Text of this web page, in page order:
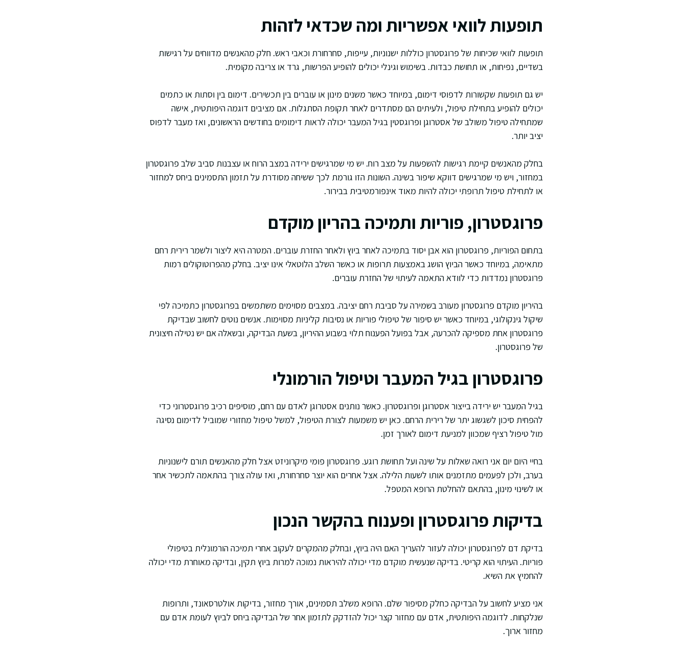
תופעות לוואי אפשריות ומה שכדאי לזהות
תופעות לוואי שכיחות של פרוגסטרון כוללות ישנוניות, עייפות, סחרחורת וכאבי ראש. חלק מהאנשים מדווחים על רגישות
בשדיים, נפיחות, או תחושת כבדות. בשימוש וגינלי יכולים להופיע הפרשות, גרד או צריבה מקומית.
יש גם תופעות שקשורות לדפוסי דימום, במיוחד כאשר משנים מינון או עוברים בין תכשירים. דימום בין וסתות או כתמים
יכולים להופיע בתחילת טיפול, ולעיתים הם מסתדרים לאחר תקופת הסתגלות. אם מציבים דוגמה היפותטית, אישה
שמתחילה טיפול משולב של אסטרוגן ופרוגסטין בגיל המעבר יכולה לראות דימומים בחודשים הראשונים, ואז מעבר לדפוס
יציב יותר.
בחלק מהאנשים קיימת רגישות להשפעות על מצב רוח. יש מי שמרגישים ירידה במצב הרוח או עצבנות סביב שלב פרוגסטרון
במחזור, ויש מי שמרגישים דווקא שיפור בשינה. השונות הזו גורמת לכך ששיחה מסודרת על תזמון התסמינים ביחס למחזור
או לתחילת טיפול תרופתי יכולה להיות מאוד אינפורמטיבית בבירור.
פרוגסטרון, פוריות ותמיכה בהריון מוקדם
בתחום הפוריות, פרוגסטרון הוא אבן יסוד בתמיכה לאחר ביוץ ולאחר החזרת עוברים. המטרה היא ליצור ולשמר רירית רחם
מתאימה, במיוחד כאשר הביוץ הושג באמצעות תרופות או כאשר השלב הלוטאלי אינו יציב. בחלק מהפרוטוקולים רמות
פרוגסטרון נמדדות כדי לוודא התאמה לעיתוי של החזרת עוברים.
בהיריון מוקדם פרוגסטרון מעורב בשמירה על סביבת רחם יציבה. במצבים מסוימים משתמשים בפרוגסטרון כתמיכה לפי
שיקול גינקולוגי, במיוחד כאשר יש סיפור של טיפולי פוריות או נסיבות קליניות מסוימות. אנשים נוטים לחשוב שבדיקת
פרוגסטרון אחת מספיקה להכרעה, אבל בפועל הפענוח תלוי בשבוע ההיריון, בשעת הבדיקה, ובשאלה אם יש נטילה חיצונית
של פרוגסטרון.
פרוגסטרון בגיל המעבר וטיפול הורמונלי
בגיל המעבר יש ירידה בייצור אסטרוגן ופרוגסטרון. כאשר נותנים אסטרוגן לאדם עם רחם, מוסיפים רכיב פרוגסטרוני כדי
להפחית סיכון לשגשוג יתר של רירית הרחם. כאן יש משמעות לצורת הטיפול, למשל טיפול מחזורי שמוביל לדימום נסיגה
מול טיפול רציף שמכוון למניעת דימום לאורך זמן.
בחיי היום יום אני רואה שאלות על שינה ועל תחושת רוגע. פרוגסטרון פומי מיקרוניזט אצל חלק מהאנשים תורם לישנוניות
בערב, ולכן לפעמים מתזמנים אותו לשעות הלילה. אצל אחרים הוא יוצר סחרחורת, ואז עולה צורך בהתאמה לתכשיר אחר
או לשינוי מינון, בהתאם להחלטת הרופא המטפל.
בדיקות פרוגסטרון ופענוח בהקשר הנכון
בדיקת דם לפרוגסטרון יכולה לעזור להעריך האם היה ביוץ, ובחלק מהמקרים לעקוב אחרי תמיכה הורמונלית בטיפולי
פוריות. העיתוי הוא קריטי. בדיקה שנעשית מוקדם מדי יכולה להיראות נמוכה למרות ביוץ תקין, ובדיקה מאוחרת מדי יכולה
להחמיץ את השיא.
אני מציע לחשוב על הבדיקה כחלק מסיפור שלם. הרופא משלב תסמינים, אורך מחזור, בדיקות אולטרסאונד, ותרופות
שנלקחות. לדוגמה היפותטית, אדם עם מחזור קצר יכול להזדקק לתזמון אחר של הבדיקה ביחס לביוץ לעומת אדם עם
מחזור ארוך.